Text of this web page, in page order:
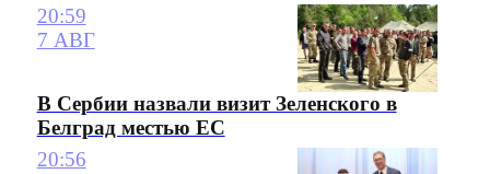
20:59
7 АВГ
В Сербии назвали визит Зеленского в
Белград местью ЕС
20:56